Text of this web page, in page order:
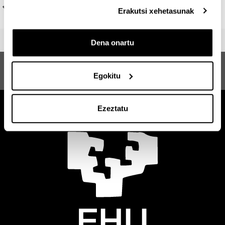
Erakutsi xehetasunak
Dena onartu
Egokitu
Ezeztatu
Material eta prozedura artistikoak
Ikerketa eta Sormena Artean